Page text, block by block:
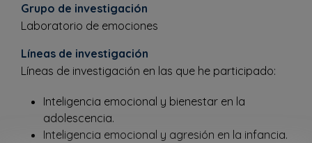
Grupo de investigación
Laboratorio de emociones
Líneas de investigación
Líneas de investigación en las que he participado:
Inteligencia emocional y bienestar en la
adolescencia.
Inteligencia emocional y agresión en la infancia.